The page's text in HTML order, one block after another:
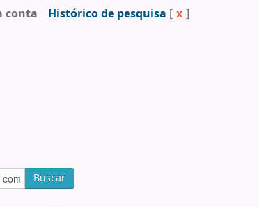
conta Histórico de pesquisa [ x ]
Buscar